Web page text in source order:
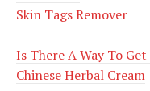
Skin Tags Remover
Is There A Way To
Chinese Herbal Cream